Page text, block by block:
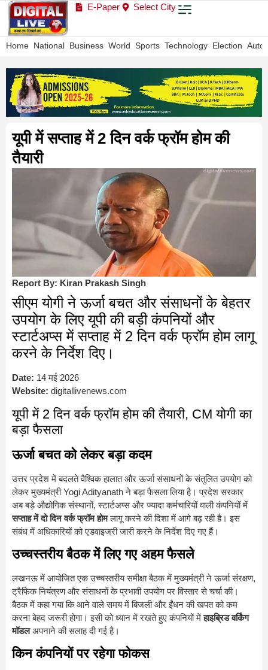
E-Paper Select City
Home National Business World Sports Technology Election Auto
यूपी में सप्ताह में 2 दिन वर्क फ्रॉम होम की
तैयारी
Report By: Kiran Prakash Singh
सीएम योगी ने ऊर्जा बचत और संसाधनों के बेहतर
उपयोग के लिए यूपी की बड़ी कंपनियों और
स्टार्टअप्स में सप्ताह में 2 दिन वर्क फ्रॉम होम लागू
करने के निर्देश दिए।
Date: 14 मई 2026
Website: digitallivenews.com
यूपी में 2 दिन वर्क फ्रॉम होम की तैयारी, CM योगी का
बड़ा फैसला
ऊर्जा बचत को लेकर बड़ा कदम
उत्तर प्रदेश में बदलते वैश्विक हालात और ऊर्जा संसाधनों के संतुलित उपयोग को
लेकर मुख्यमंत्रीYogi Adityanathने बड़ा फैसला लिया है। प्रदेश सरकार
अब बड़े औद्योगिक संस्थानों, स्टार्टअप्स और ज्यादा कर्मचारियों वाली कंपनियों में
सप्ताह में दो दिन वर्क फ्रॉम होमलागू करने की दिशा में आगे बढ़ रही है। इस
संबंध में अधिकारियों को एडवाइजरी जारी करने के निर्देश दिए गए हैं।
उच्चस्तरीय बैठक में लिए गए अहम फैसले
लखनऊ में आयोजित एक उच्चस्तरीय समीक्षा बैठक में मुख्यमंत्री ने ऊर्जा संरक्षण,
ट्रैफिक नियंत्रण और संसाधनों के प्रभावी उपयोग पर विस्तार से चर्चा की।
बैठक में कहा गया कि आने वाले समय में बिजली और ईंधन की खपत को कम
करना बेहद जरूरी होगा। इसी को ध्यान में रखते हुए कंपनियों मेंहाइब्रिड वर्किंग
मॉडलअपनाने की सलाह दी गई है।
किन कंपनियों पर रहेगा फोकस